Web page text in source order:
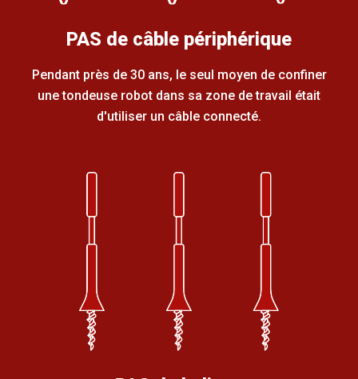
PAS de câble périphérique
Pendant près de 30 ans, le seul moyen de confiner
une tondeuse robot dans sa zone de travail était
d'utiliser un câble connecté.